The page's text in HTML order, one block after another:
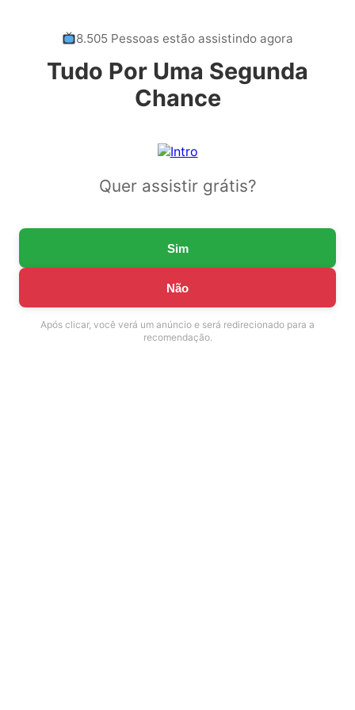
8.505 Pessoas estão assistindo agora
Tudo Por Uma Segunda
Chance
Quer assistir grátis?
Sim
Não
Após clicar, você verá um anúncio e será redirecionado para a
recomendação.